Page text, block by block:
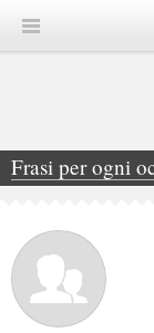
Frasi per ogni
»Floriana Antonelli